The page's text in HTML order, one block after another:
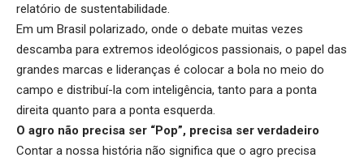
relatório de sustentabilidade.
Em um Brasil polarizado, onde o debate muitas vezes
descamba para extremos ideológicos passionais, o papel das
grandes marcas e lideranças é colocar a bola no meio do
campo e distribuí-la com inteligência, tanto para a ponta
direita quanto para a ponta esquerda.
O agro não precisa ser “Pop”, precisa ser verdadeiro
Contar a nossa história não significa que o agro precisa